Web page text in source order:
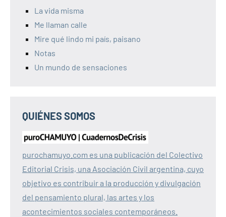
La vida misma
Me llaman calle
Mire qué lindo mi país, paisano
Notas
Un mundo de sensaciones
QUIÉNES SOMOS
purochamuyo.com es una publicación del Colectivo
Editorial Crisis, una Asociación Civil argentina, cuyo
objetivo es contribuir a la producción y divulgación
del pensamiento plural, las artes y los
acontecimientos sociales contemporáneos.